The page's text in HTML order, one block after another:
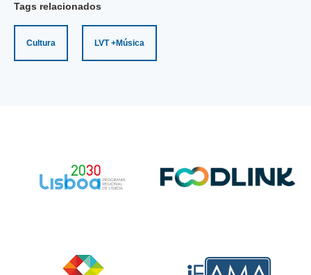
Tags relacionados
Cultura LVT +Música